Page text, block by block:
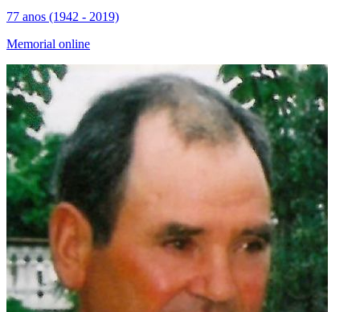
77 anos (1942 - 2019)
Memorial online